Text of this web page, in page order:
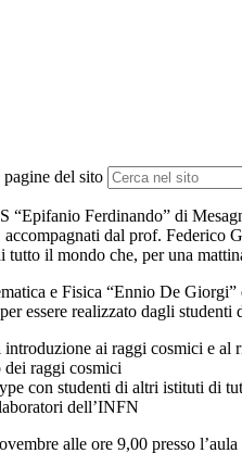
del sito
“Epifanio Ferdinando” di
accompagnati dal prof.
tutto il mondo che, per una
e Fisica “Ennio De Giorgi”
essere realizzato dagli
ai raggi cosmici e al
raggi cosmici
con studenti di altri istituti di
dell’INFN
alle ore 9,00 presso